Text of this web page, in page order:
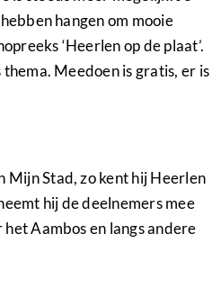
hangen om mooie
‘Heerlen op de plaat’.
Meedoen is gratis, er is
Stad, zo kent hij Heerlen
hij de deelnemers mee
Aambos en langs andere